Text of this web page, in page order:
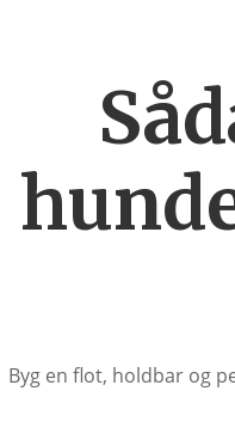
Byg en flot, holdbar og